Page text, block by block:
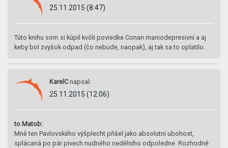
25.11.2015 (8:47)
Túto knihu som si kúpil kvôli poviedke Conan maniodepresivní a aj
keby bol zvyšok odpad (čo nebude, naopak), aj tak sa to oplatilo.
KarelC napsal:
25.11.2015 (12:06)
to Matob:
Mně ten Pavlovského výšplecht přišel jako absolutní ubohost,
splácaná po pár pivech nudného nedělního odpoledne. Rozhodně